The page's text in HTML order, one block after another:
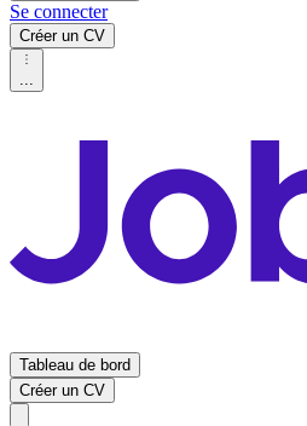
Se connecter
Créer un CV
...
Tableau de bord
Créer un CV